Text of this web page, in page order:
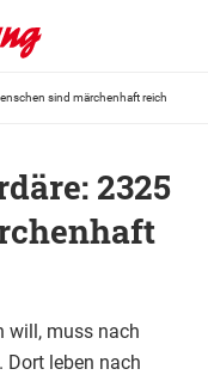
sind märchenhaft reich
2325
will, muss nach
Dort leben nach